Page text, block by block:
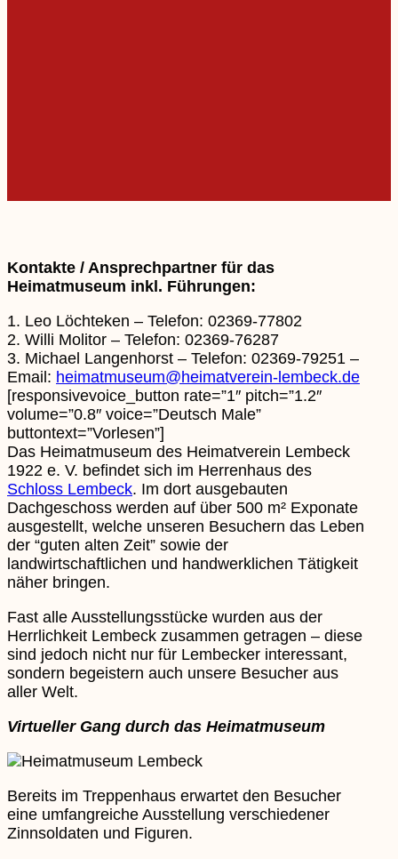
Kontakte / Ansprechpartner für das
Heimatmuseum inkl. Führungen:
1. Leo Löchteken – Telefon: 02369-77802
2. Willi Molitor – Telefon: 02369-76287
3. Michael Langenhorst – Telefon: 02369-79251 –
Email: heimatmuseum@heimatverein-lembeck.de
[responsivevoice_button rate=”1″ pitch=”1.2″
volume=”0.8″ voice=”Deutsch Male”
buttontext=”Vorlesen”]
Das Heimatmuseum des Heimatverein Lembeck
1922 e. V. befindet sich im Herrenhaus des
Schloss Lembeck. Im dort ausgebauten
Dachgeschoss werden auf über 500 m² Exponate
ausgestellt, welche unseren Besuchern das Leben
der “guten alten Zeit” sowie der
landwirtschaftlichen und handwerklichen Tätigkeit
näher bringen.
Fast alle Ausstellungsstücke wurden aus der
Herrlichkeit Lembeck zusammen getragen – diese
sind jedoch nicht nur für Lembecker interessant,
sondern begeistern auch unsere Besucher aus
aller Welt.
Virtueller Gang durch das Heimatmuseum
Bereits im Treppenhaus erwartet den Besucher
eine umfangreiche Ausstellung verschiedener
Zinnsoldaten und Figuren.